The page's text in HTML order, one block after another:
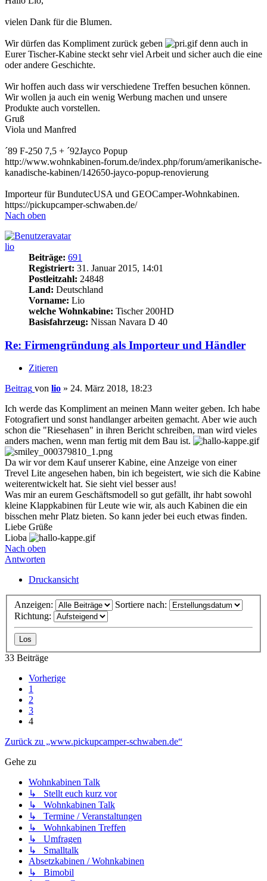
vielen Dank für die Blumen.
Wir dürfen das Kompliment zurück geben
denn auch in
Eurer Tischer-Kabine steckt sehr viel Arbeit und sicher auch die eine
oder andere Geschichte.
Wir hoffen auch dass wir verschiedene Treffen besuchen können.
Wir wollen ja auch ein wenig Werbung machen und unsere
Produkte auch vorstellen.
Gruß
Viola und Manfred
´89 F-250 7,5 + ´92Jayco Popup
http://www.wohnkabinen-forum.de/index.php/forum/amerikanische-
kanadische-kabinen/142650-jayco-popup-renovierung
Importeur für BundutecUSA und GEOCamper-Wohnkabinen.
https://pickupcamper-schwaben.de/
Nach oben
lio
Beiträge: 691
Registriert: 31. Januar 2015, 14:01
Postleitzahl: 24848
Land: Deutschland
Vorname: Lio
welche Wohnkabine: Tischer 200HD
Basisfahrzeug: Nissan Navara D 40
Re: Firmengründung als Importeur und Händler
Zitieren
Beitrag von lio » 24. März 2018, 18:23
Ich werde das Kompliment an meinen Mann weiter geben. Ich habe
Fotografiert und sonst handlanger arbeiten gemacht. Aber wie auch
schon die "Riesehasen" in ihren Bericht schreiben, man wird vieles
anders machen, wenn man fertig mit dem Bau ist.
Da wir vor dem Kauf unserer Kabine, eine Anzeige von einer
Trevel Lite angesehen haben, bin ich begeistert, wie sich die Kabine
weiterentwickelt hat. Sie sieht viel besser aus!
Was mir an eurem Geschäftsmodell so gut gefällt, ihr habt sowohl
kleine Klappkabinen für Leute wie wir, als auch Kabinen die ein
bisschen mehr Platz bieten. So kann jeder bei euch etwas finden.
Liebe Grüße
Lioba
Nach oben
Antworten
Druckansicht
Anzeigen:
Sortiere nach:
Richtung:
33 Beiträge
Vorherige
1
2
3
4
Zurück zu „www.pickupcamper-schwaben.de“
Gehe zu
Wohnkabinen Talk
↳ Stellt euch kurz vor
↳ Wohnkabinen Talk
↳ Termine / Veranstaltungen
↳ Wohnkabinen Treffen
↳ Umfragen
↳ Smalltalk
Absetzkabinen / Wohnkabinen
↳ Bimobil